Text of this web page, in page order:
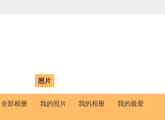
照片
全部相册 我的照片 我的相册 我的最爱